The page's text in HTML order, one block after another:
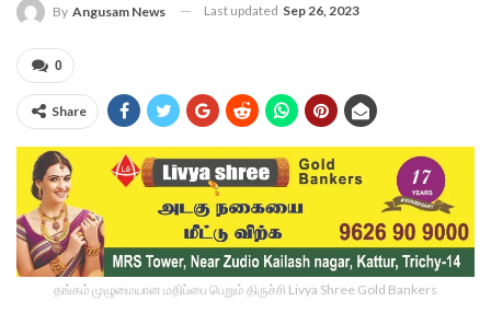
By Angusam News Last updated Sep 26, 2023
0
Share
தங்கம் முழுமையான மதிப்பை பெறும் திருச்சி Livya Shree Gold Bankers